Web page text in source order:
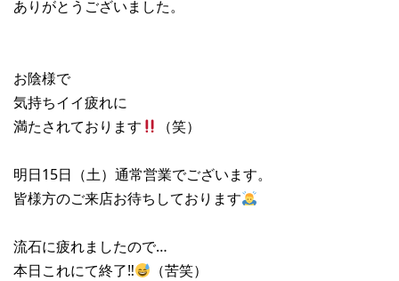
ありがとうございました。
お陰様で
気持ちイイ疲れに
満たされております
（笑）
明日15日（土）通常営業でございます。
皆様方のご来店お待ちしております
流石に疲れましたので…
本日これにて終了‼︎
（苦笑）